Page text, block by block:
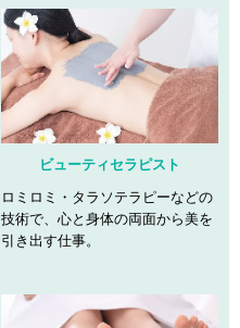
ビューティセラピスト
ロミロミ・タラソテラピーなどの
技術で、心と身体の両面から美を
引き出す仕事。